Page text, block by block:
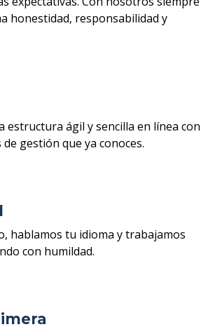
honestidad, responsabilidad y
estructura ágil y sencilla en línea con
gestión que ya conoces.
hablamos tu idioma y trabajamos
con humildad.